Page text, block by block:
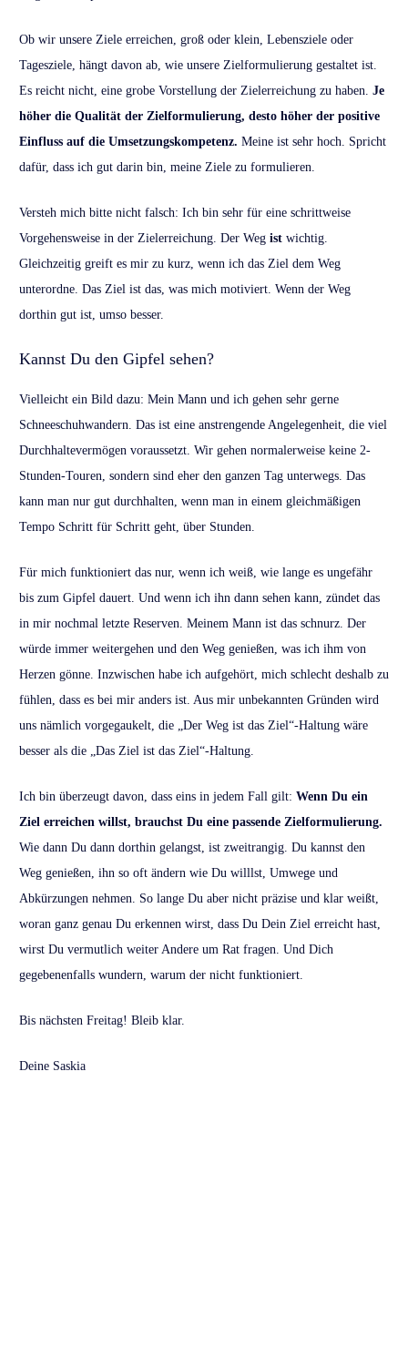
Ob wir unsere Ziele erreichen, groß oder klein, Lebensziele oder
Tagesziele, hängt davon ab, wie unsere Zielformulierung gestaltet ist.
Es reicht nicht, eine grobe Vorstellung der Zielerreichung zu haben. Je
höher die Qualität der Zielformulierung, desto höher der positive
Einfluss auf die Umsetzungskompetenz. Meine ist sehr hoch. Spricht
dafür, dass ich gut darin bin, meine Ziele zu formulieren.
Versteh mich bitte nicht falsch: Ich bin sehr für eine schrittweise
Vorgehensweise in der Zielerreichung. Der Weg ist wichtig.
Gleichzeitig greift es mir zu kurz, wenn ich das Ziel dem Weg
unterordne. Das Ziel ist das, was mich motiviert. Wenn der Weg
dorthin gut ist, umso besser.
Kannst Du den Gipfel sehen?
Vielleicht ein Bild dazu: Mein Mann und ich gehen sehr gerne
Schneeschuhwandern. Das ist eine anstrengende Angelegenheit, die viel
Durchhaltevermögen voraussetzt. Wir gehen normalerweise keine 2-
Stunden-Touren, sondern sind eher den ganzen Tag unterwegs. Das
kann man nur gut durchhalten, wenn man in einem gleichmäßigen
Tempo Schritt für Schritt geht, über Stunden.
Für mich funktioniert das nur, wenn ich weiß, wie lange es ungefähr
bis zum Gipfel dauert. Und wenn ich ihn dann sehen kann, zündet das
in mir nochmal letzte Reserven. Meinem Mann ist das schnurz. Der
würde immer weitergehen und den Weg genießen, was ich ihm von
Herzen gönne. Inzwischen habe ich aufgehört, mich schlecht deshalb zu
fühlen, dass es bei mir anders ist. Aus mir unbekannten Gründen wird
uns nämlich vorgegaukelt, die „Der Weg ist das Ziel“-Haltung wäre
besser als die „Das Ziel ist das Ziel“-Haltung.
Ich bin überzeugt davon, dass eins in jedem Fall gilt: Wenn Du ein
Ziel erreichen willst, brauchst Du eine passende Zielformulierung.
Wie dann Du dann dorthin gelangst, ist zweitrangig. Du kannst den
Weg genießen, ihn so oft ändern wie Du willlst, Umwege und
Abkürzungen nehmen. So lange Du aber nicht präzise und klar weißt,
woran ganz genau Du erkennen wirst, dass Du Dein Ziel erreicht hast,
wirst Du vermutlich weiter Andere um Rat fragen. Und Dich
gegebenenfalls wundern, warum der nicht funktioniert.
Bis nächsten Freitag! Bleib klar.
Deine Saskia